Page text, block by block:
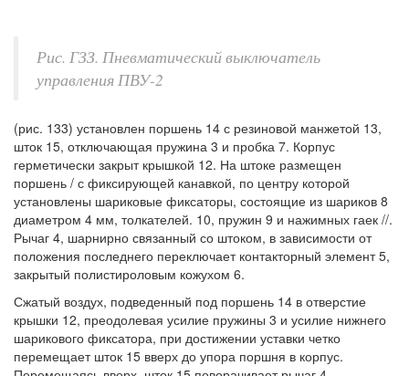
Рис. ГЗЗ. Пневматический выключатель
управления ПВУ-2
(рис. 133) установлен поршень 14 с резиновой манжетой 13,
шток 15, отключающая пружина 3 и пробка 7. Корпус
герметически закрыт крышкой 12. На штоке размещен
поршень / с фиксирующей канавкой, по центру которой
установлены шариковые фиксаторы, состоящие из шариков 8
диаметром 4 мм, толкателей. 10, пружин 9 и нажимных гаек //.
Рычаг 4, шарнирно связанный со штоком, в зависимости от
положения последнего переключает контакторный элемент 5,
закрытый полистироловым кожухом 6.
Сжатый воздух, подведенный под поршень 14 в отверстие
крышки 12, преодолевая усилие пружины 3 и усилие нижнего
шарикового фиксатора, при достижении уставки четко
перемещает шток 15 вверх до упора поршня в корпус.